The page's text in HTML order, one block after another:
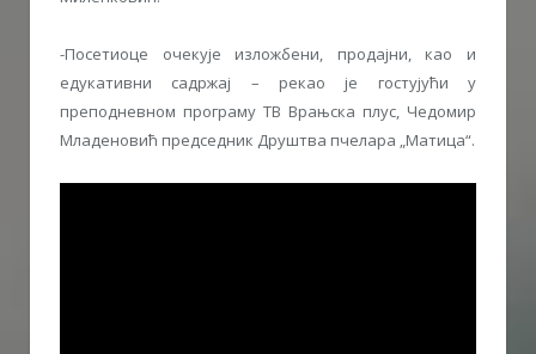
-Посетиоце очекује изложбени, продајни, као и
едукативни садржај – рекао је гостујући у
преподневном програму ТВ Врањска плус, Чедомир
Младеновић председник Друштва пчелара „Матица“.